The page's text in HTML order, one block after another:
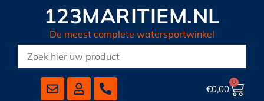
123MARITIEM.NL
De meest complete watersportwinkel
€0,00
0